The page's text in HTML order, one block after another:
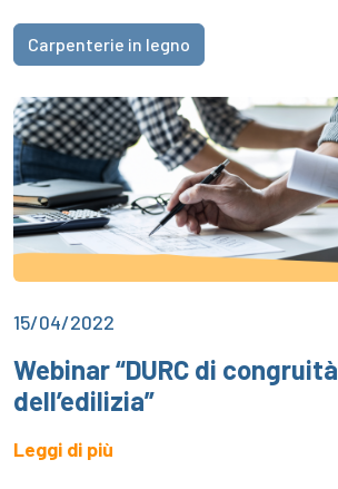
Carpenterie in legno
15/04/2022
Webinar “DURC di congruità
dell’edilizia”
Leggi di più